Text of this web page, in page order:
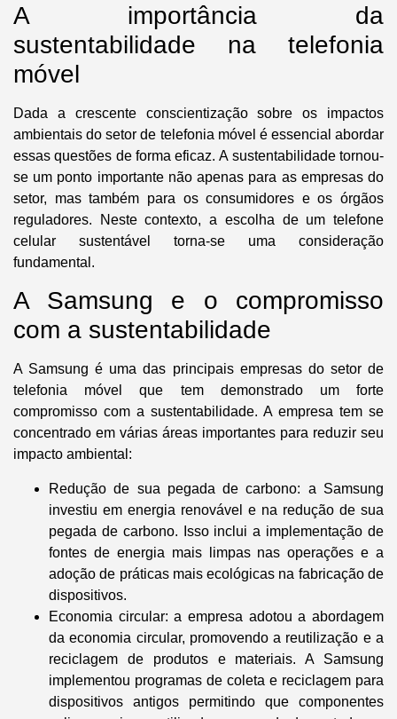
A importância da
sustentabilidade na telefonia
móvel
Dada a crescente conscientização sobre os impactos
ambientais do setor de telefonia móvel é essencial abordar
essas questões de forma eficaz.A sustentabilidade tornou-
se um ponto importante não apenas para as empresas do
setor, mas também para os consumidores e os órgãos
reguladores. Neste contexto, a escolha de um telefone
celular sustentável torna-se uma consideração
fundamental.
A Samsung e o compromisso
com a sustentabilidade
A Samsung é uma das principais empresas do setor de
telefonia móvel que tem demonstrado um forte
compromisso com a sustentabilidade. A empresa tem se
concentrado em várias áreas importantes para reduzir seu
impacto ambiental:
Redução de sua pegada de carbono: a Samsung
investiu em energia renovável e na redução de sua
pegada de carbono. Isso inclui a implementação de
fontes de energia mais limpas nas operações e a
adoção de práticas mais ecológicas na fabricação de
dispositivos.
Economia circular: a empresa adotou a abordagem
da economia circular, promovendo a reutilização e a
reciclagem de produtos e materiais. A Samsung
implementou programas de coleta e reciclagem para
dispositivos antigos permitindo que componentes